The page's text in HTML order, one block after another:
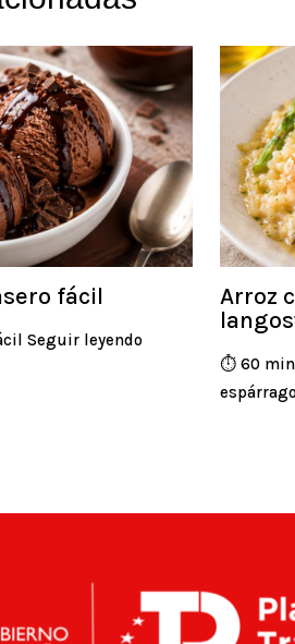
fácil
Seguir leyendo
Arroz
⏱ 60 min